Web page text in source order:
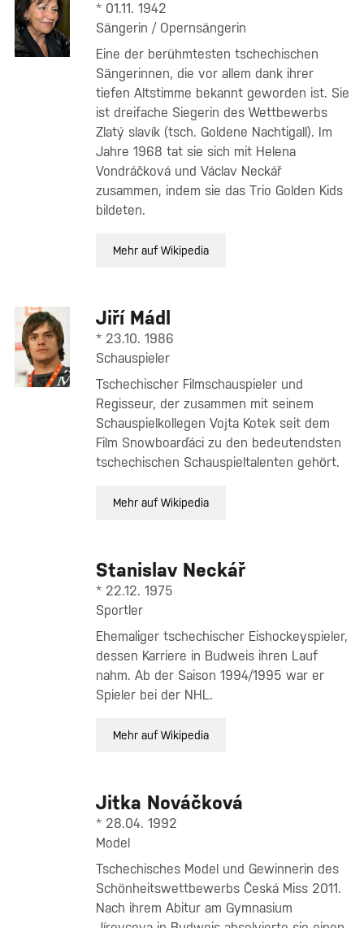
* 01.11. 1942
Sängerin / Opernsängerin
Eine der berühmtesten tschechischen
Sängerinnen, die vor allem dank ihrer
tiefen Altstimme bekannt geworden ist. Sie
ist dreifache Siegerin des Wettbewerbs
Zlatý slavík (tsch. Goldene Nachtigall). Im
Jahre 1968 tat sie sich mit Helena
Vondráčková und Václav Neckář
zusammen, indem sie das Trio Golden Kids
bildeten.
Mehr auf Wikipedia
Jiří Mádl
* 23.10. 1986
Schauspieler
Tschechischer Filmschauspieler und
Regisseur, der zusammen mit seinem
Schauspielkollegen Vojta Kotek seit dem
Film Snowboarďáci zu den bedeutendsten
tschechischen Schauspieltalenten gehört.
Mehr auf Wikipedia
Stanislav Neckář
* 22.12. 1975
Sportler
Ehemaliger tschechischer Eishockeyspieler,
dessen Karriere in Budweis ihren Lauf
nahm. Ab der Saison 1994/1995 war er
Spieler bei der NHL.
Mehr auf Wikipedia
Jitka Nováčková
* 28.04. 1992
Model
Tschechisches Model und Gewinnerin des
Schönheitswettbewerbs Česká Miss 2011.
Nach ihrem Abitur am Gymnasium